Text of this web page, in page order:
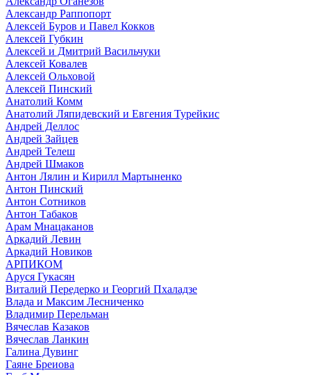
Александр Раппопорт
Алексей Буров и Павел Кокков
Алексей Губкин
Алексей и Дмитрий Васильчуки
Алексей Ковалев
Алексей Ольховой
Алексей Пинский
Анатолий Комм
Анатолий Ляпидевский и Евгения Турейкис
Андрей Деллос
Андрей Зайцев
Андрей Телеш
Андрей Шмаков
Антон Лялин и Кирилл Мартыненко
Антон Пинский
Антон Сотников
Антон Табаков
Арам Мнацаканов
Аркадий Левин
Аркадий Новиков
АРПИКОМ
Аруся Гукасян
Виталий Передерко и Георгий Пхаладзе
Влада и Максим Лесниченко
Владимир Перельман
Вячеслав Казаков
Вячеслав Ланкин
Галина Дувинг
Гаяне Бреиова